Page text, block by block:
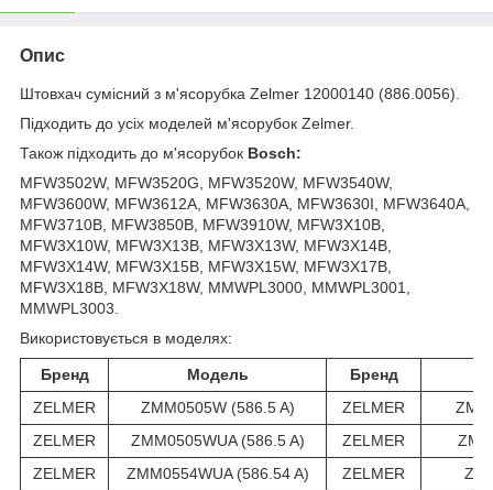
Опис
Штовхач сумісний з м'ясорубка Zelmer 12000140 (886.0056).
Підходить до усіх моделей м'ясорубок Zelmer.
Також підходить до м'ясорубок Bosch:
MFW3502W, MFW3520G, MFW3520W, MFW3540W,
MFW3600W, MFW3612A, MFW3630A, MFW3630I, MFW3640A,
MFW3710B, MFW3850B, MFW3910W, MFW3X10B,
MFW3X10W, MFW3X13B, MFW3X13W, MFW3X14B,
MFW3X14W, MFW3X15B, MFW3X15W, MFW3X17B,
MFW3X18B, MFW3X18W, MMWPL3000, MMWPL3001,
MMWPL3003.
Використовується в моделях:
Бренд Модель
Бренд
ZELMER
ZMM0505W (586.5 A) ZELMER
ZELMER
ZMM0505WUA (586.5 A) ZELMER
ZELMER
ZMM0554WUA (586.54 A) ZELMER